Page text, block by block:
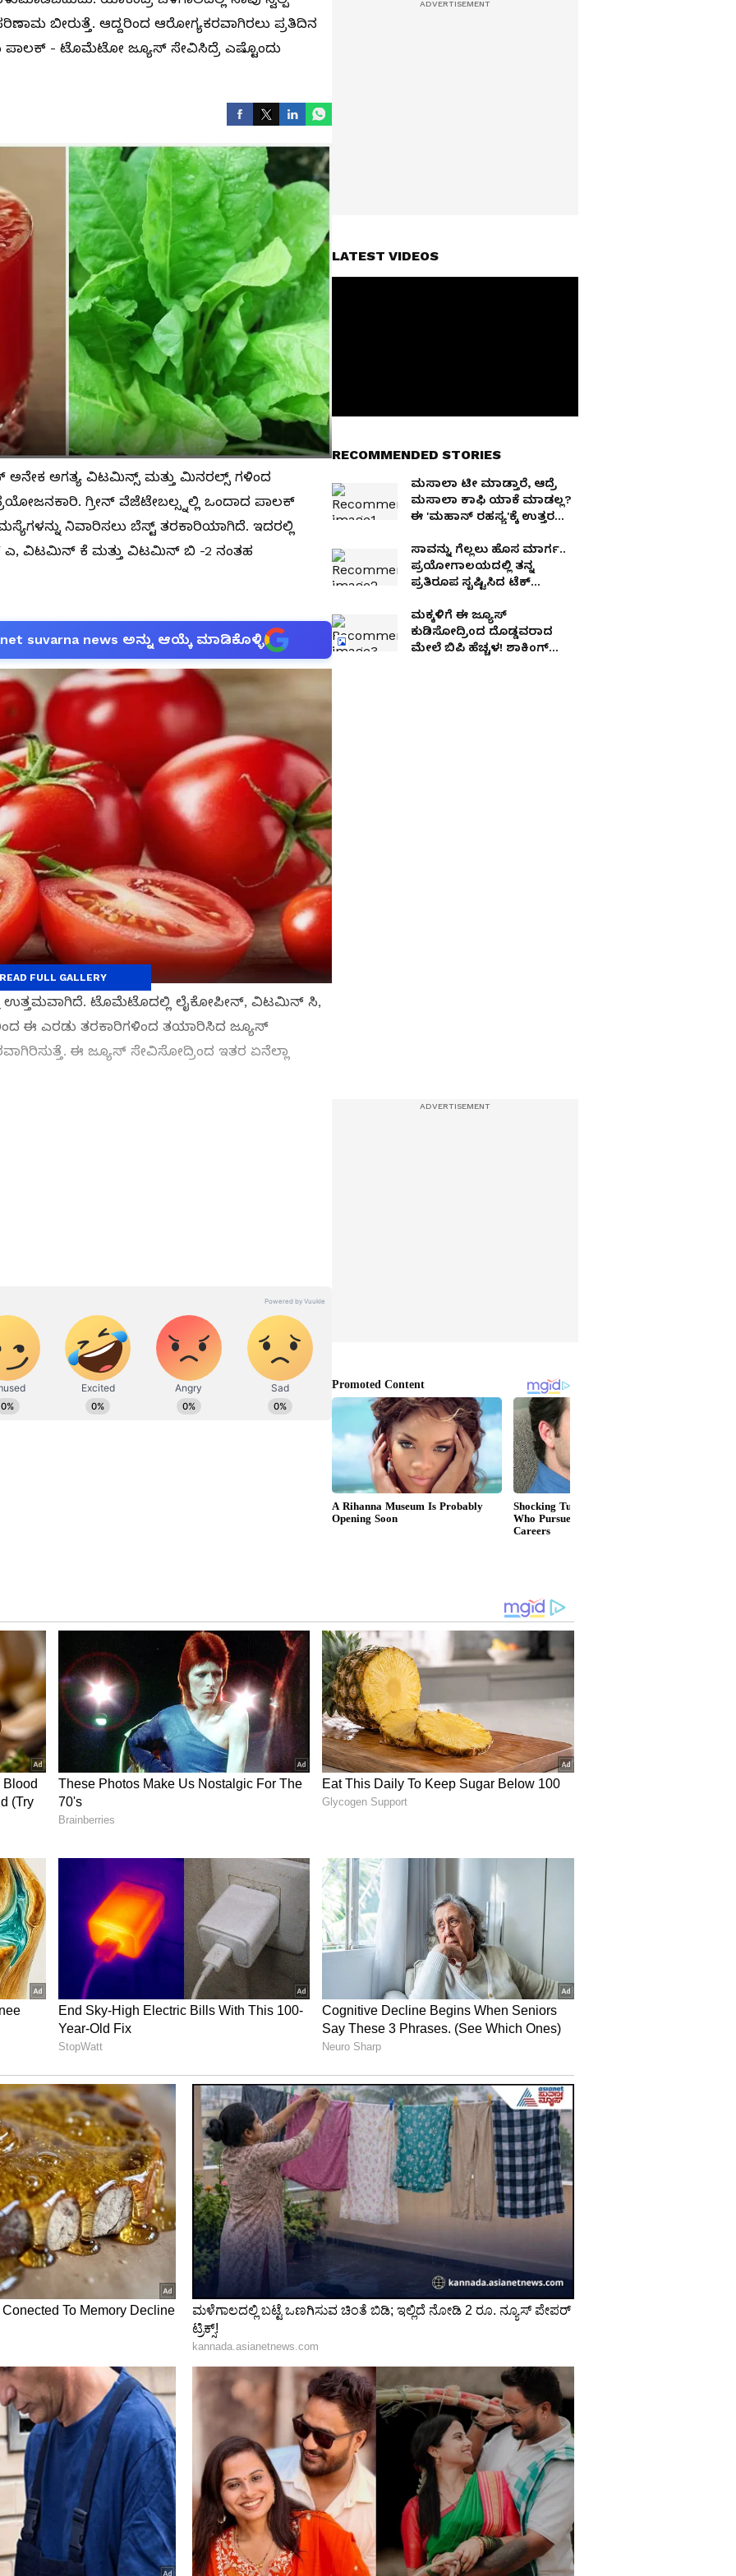
ಬೀರುತ್ತೆ. ಆದ್ದರಿಂದ ಆರೋಗ್ಯಕರವಾಗಿರಲು ಪ್ರತಿದಿನ
- ಟೊಮೆಟೋ ಜ್ಯೂಸ್ ಸೇವಿಸಿದ್ರೆ ಎಷ್ಟೊಂದು
ಅನೇಕ ಅಗತ್ಯ ವಿಟಮಿನ್ಸ್ ಮತ್ತು ಮಿನರಲ್ಸ್ ಗಳಿಂದ
ಗ್ರೀನ್ ವೆಜೆಟೇಬಲ್ಸ್ನಲ್ಲಿ ಒಂದಾದ ಪಾಲಕ್
ನಿವಾರಿಸಲು ಬೆಸ್ಟ್ ತರಕಾರಿಯಾಗಿದೆ. ಇದರಲ್ಲಿ
ವಿಟಮಿನ್ ಕೆ ಮತ್ತು ವಿಟಮಿನ್ ಬಿ -2 ನಂತಹ
suvarna news ಅನ್ನು ಆಯ್ಕೆ ಮಾಡಿಕೊಳ್ಳಿ
ಉತ್ತಮವಾಗಿದೆ. ಟೊಮೆಟೊದಲ್ಲಿ ಲೈಕೋಪೀನ್, ವಿಟಮಿನ್ ಸಿ,
ಈ ಎರಡು ತರಕಾರಿಗಳಿಂದ ತಯಾರಿಸಿದ ಜ್ಯೂಸ್
ಈ ಜ್ಯೂಸ್ ಸೇವಿಸೋದ್ರಿಂದ ಇತರ ಏನೆಲ್ಲಾ
ವ್ಯವಸ್ಥೆಯನ್ನು ಬಲಪಡಿಸುತ್ತೆ.
ಹೆಚ್ಚಾಗಲು ಪ್ರಾರಂಭಿಸುತ್ತೆ. ಇದರಿಂದಾಗಿ
ಹೃದಯ ಮತ್ತು ಯಕೃತ್ತಿನ ಸಮಸ್ಯೆಗಳ ಅಪಾಯವೂ
ಕುಡಿಯೋದರಿಂದ ದೇಹದಲ್ಲಿರುವ ವಿಷ ಸುಲಭವಾಗಿ
FULL GALLERY
LATEST VIDEOS
RECOMMENDED STORIES
ಮಸಾಲಾ ಟೀ ಮಾಡ್ತಾರೆ, ಆದ್ರೆ
ಮಸಾಲಾ ಕಾಫಿ ಯಾಕೆ ಮಾಡಲ್ಲ?
ಈ 'ಮಹಾನ್ ರಹಸ್ಯ'ಕ್ಕೆ ಉತ್ತರ
ಸಾವನ್ನು ಗೆಲ್ಲಲು ಹೊಸ ಮಾರ್ಗ..
ಪ್ರಯೋಗಾಲಯದಲ್ಲಿ ತನ್ನ
ಪ್ರತಿರೂಪ ಸೃಷ್ಟಿಸಿದ ಟೆಕ್
ಮಕ್ಕಳಿಗೆ ಈ ಜ್ಯೂಸ್
ಕುಡಿಸೋದ್ರಿಂದ ದೊಡ್ಡವರಾದ
ಮೇಲೆ ಬಿಪಿ ಹೆಚ್ಚಳ! ಶಾಕಿಂಗ್